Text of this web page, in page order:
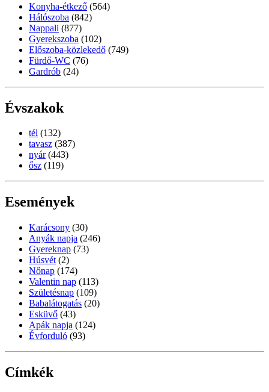
Konyha-étkező (564)
Hálószoba (842)
Nappali (877)
Gyerekszoba (102)
Előszoba-közlekedő (749)
Fürdő-WC (76)
Gardrób (24)
Évszakok
tél (132)
tavasz (387)
nyár (443)
ősz (119)
Események
Karácsony (30)
Anyák napja (246)
Gyereknap (73)
Húsvét (2)
Nőnap (174)
Valentin nap (113)
Születésnap (109)
Babalátogatás (20)
Esküvő (43)
Apák napja (124)
Évforduló (93)
Címkék